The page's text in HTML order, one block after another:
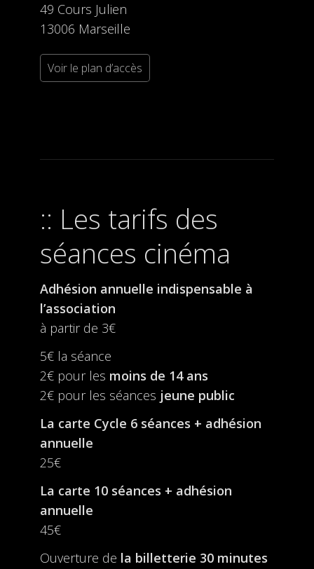
49 Cours Julien
13006 Marseille
Voir le plan d’accès
Les tarifs des
séances cinéma
Adhésion annuelle indispensable à
l’association
à partir de 3€
5€ la séance
2€ pour les moins de 14 ans
2€ pour les séances jeune public
La carte Cycle 6 séances + adhésion
annuelle
25€
La carte 10 séances + adhésion
annuelle
45€
Ouverture de la billetterie 30 minutes